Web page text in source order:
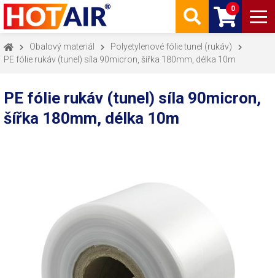
0
Obalový materiál
Polyetylenové fólie tunel (rukáv)
PE fólie rukáv (tunel) síla 90micron, šířka 180mm, délka 10m
PE fólie rukáv (tunel) síla 90micron,
šířka 180mm, délka 10m